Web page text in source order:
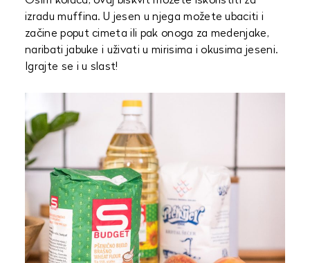
izradu muffina. U jesen u njega možete ubaciti i
začine poput cimeta ili pak onoga za medenjake,
naribati jabuke i uživati u mirisima i okusima jeseni.
Igrajte se i u slast!